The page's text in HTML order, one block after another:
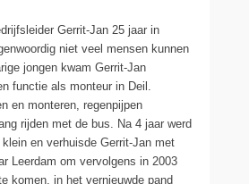
Gerrit-Jan 25 jaar in
niet veel mensen kunnen
jongen kwam Gerrit-Jan
functie als monteur in Deil.
en monteren, regenpijpen
rijden met de bus. Na 4 jaar werd
en verhuisde Gerrit-Jan met
Leerdam om vervolgens in 2003
komen, in het vernieuwde pand